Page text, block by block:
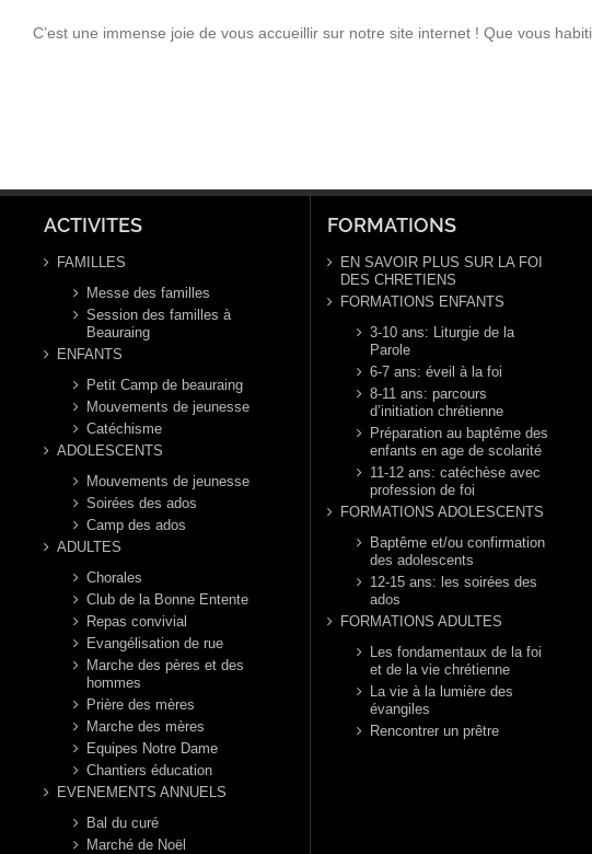
C’est une immense joie de vous accueillir sur notre site internet ! Que vous
ACTIVITES
FAMILLES
Messe des familles
Session des familles à
Beauraing
ENFANTS
Petit Camp de beauraing
Mouvements de jeunesse
Catéchisme
ADOLESCENTS
Mouvements de jeunesse
Soirées des ados
Camp des ados
ADULTES
Chorales
Club de la Bonne Entente
Repas convivial
Evangélisation de rue
Marche des pères et des
hommes
Prière des mères
Marche des mères
Equipes Notre Dame
Chantiers éducation
EVENEMENTS ANNUELS
Bal du curé
Marché de Noël
FORMATIONS
EN SAVOIR PLUS SUR LA FOI
DES CHRETIENS
FORMATIONS ENFANTS
3-10 ans: Liturgie de la
Parole
6-7 ans: éveil à la foi
8-11 ans: parcours
d’initiation chrétienne
Préparation au baptême des
enfants en age de scolarité
11-12 ans: catéchèse avec
profession de foi
FORMATIONS ADOLESCENTS
Baptême et/ou confirmation
des adolescents
12-15 ans: les soirées des
ados
FORMATIONS ADULTES
Les fondamentaux de la foi
et de la vie chrétienne
La vie à la lumière des
évangiles
Rencontrer un prêtre